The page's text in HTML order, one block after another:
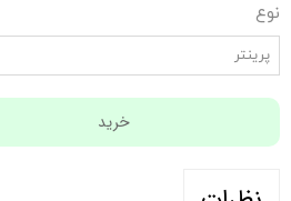
نوع
پرینتر
خرید